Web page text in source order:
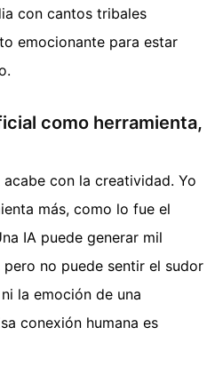
con cantos tribales
emocionante para estar
como herramienta,
con la creatividad. Yo
más, como lo fue el
IA puede generar mil
no puede sentir el sudor
la emoción de una
conexión humana es